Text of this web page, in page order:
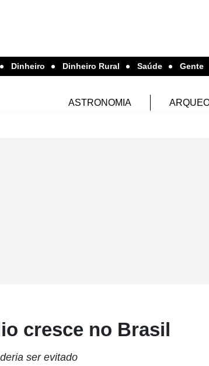
Dinheiro Dinheiro Rural Saúde Gente
ASTRONOMIA
cresce no Brasil
ser evitado